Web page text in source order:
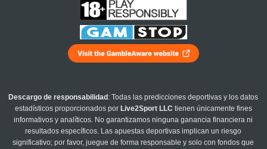
Descargo de responsabilidad : Todas las predicciones deportivas y los datos
estadísticos proporcionados por Live2Sport LLC tienen únicamente fines
informativos y analíticos. No garantizamos ninguna ganancia financiera ni
resultados específicos. Las apuestas deportivas implican un riesgo
significativo; por favor, juegue de forma responsable y solo con fondos que